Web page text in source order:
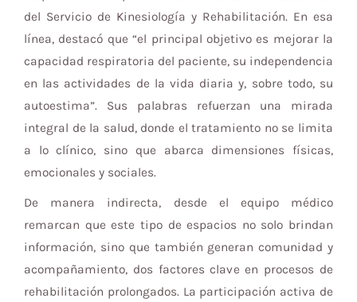
del Servicio de Kinesiología y Rehabilitación. En esa
línea, destacó que “el principal objetivo es mejorar la
capacidad respiratoria del paciente, su independencia
en las actividades de la vida diaria y, sobre todo, su
autoestima”. Sus palabras refuerzan una mirada
integral de la salud, donde el tratamiento no se limita
a lo clínico, sino que abarca dimensiones físicas,
emocionales y sociales.
De manera indirecta, desde el equipo médico
remarcan que este tipo de espacios no solo brindan
información, sino que también generan comunidad y
acompañamiento, dos factores clave en procesos de
rehabilitación prolongados. La participación activa de